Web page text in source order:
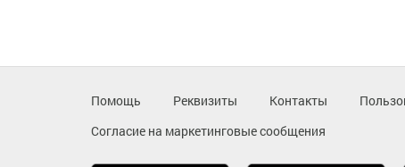
Помощь Реквизиты Контакты
Согласие на маркетинговые сообщения